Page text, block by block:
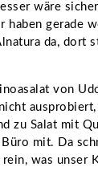
wäre
haben gerade
da, dort
von
zu Salat mit
mit. Da
rein, was unser